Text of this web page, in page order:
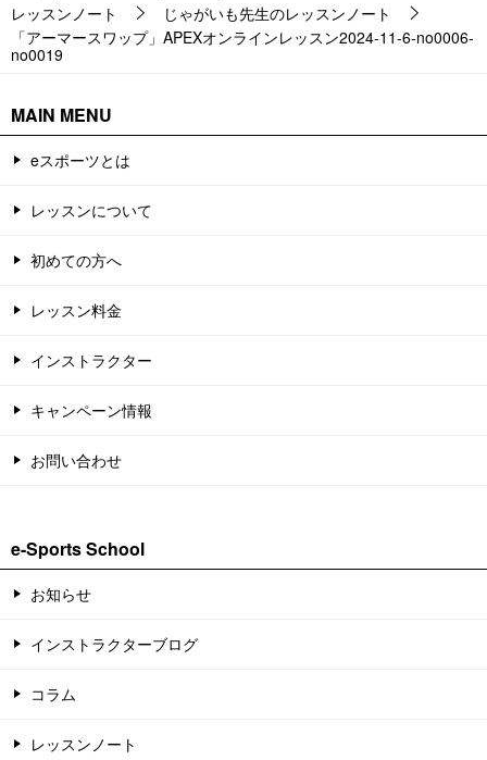
レッスンノート
じゃがいも先生のレッスンノート
「アーマースワップ」APEXオンラインレッスン2024-11-6-no0006-
no0019
MAIN MENU
eスポーツとは
レッスンについて
初めての方へ
レッスン料金
インストラクター
キャンペーン情報
お問い合わせ
e-Sports School
お知らせ
インストラクターブログ
コラム
レッスンノート